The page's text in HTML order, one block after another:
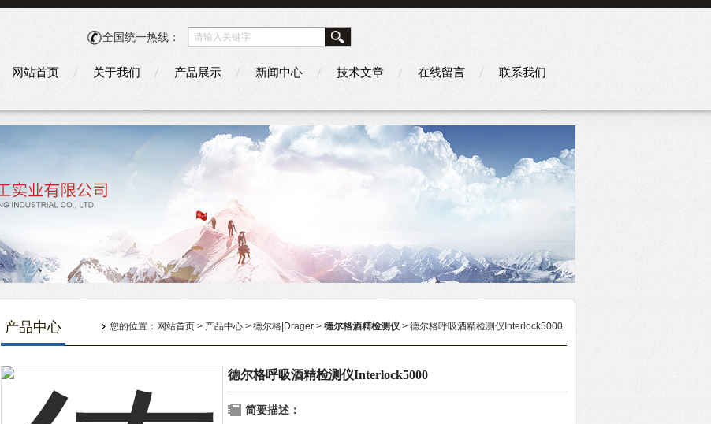
全国统一热线：
网站首页 关于我们 产品展示 新闻中心 技术文章 在线留言 联系我们
产品中心 您的位置： 网站首页 > 产品中心 > 德尔格|Drager > 德尔格酒精检测仪 > 德尔格呼吸酒精检测仪Interlock5000
德尔格呼吸酒精检测仪Interlock5000
简要描述：